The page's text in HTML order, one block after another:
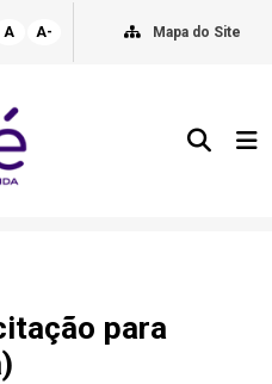
A A- Mapa do Site
para